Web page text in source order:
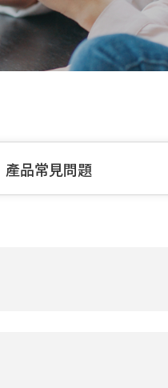
產品常見問題
，便會處理完成。也要